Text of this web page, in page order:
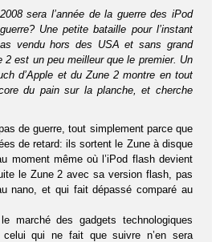
sera l’année de la guerre des iPod
Une petite bataille pour l’instant
vendu hors des USA et sans grand
est un peu meilleur que le premier. Un
d’Apple et du Zune 2 montre en tout
du pain sur la planche, et cherche
de guerre, tout simplement parce que
de retard: ils sortent le Zune à disque
moment même où l’iPod flash devient
le Zune 2 avec sa version flash, pas
nano, et qui fait dépassé comparé au
marché des gadgets technologiques
celui qui ne fait que suivre n’en sera